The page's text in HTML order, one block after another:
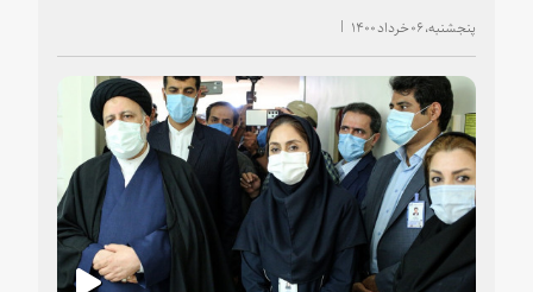
پنجشنبه، ۰۶ خرداد ۱۴۰۰